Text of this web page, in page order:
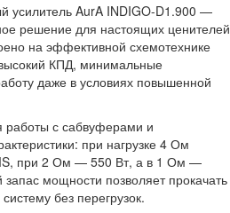
усилитель AurA INDIGO-D1.900 —
решение для настоящих ценителей
на эффективной схемотехнике
КПД, минимальные
даже в условиях повышенной
работы с сабвуферами и
при нагрузке 4 Ом
при 2 Ом — 550 Вт, а в 1 Ом —
мощности позволяет прокачать
без перегрузок.